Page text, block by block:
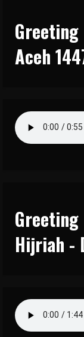
Greeting
Aceh
Greeting
Hijriah -